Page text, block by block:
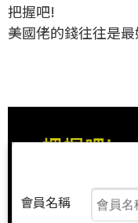
把握吧!
美國佬的錢往往是
會員名稱